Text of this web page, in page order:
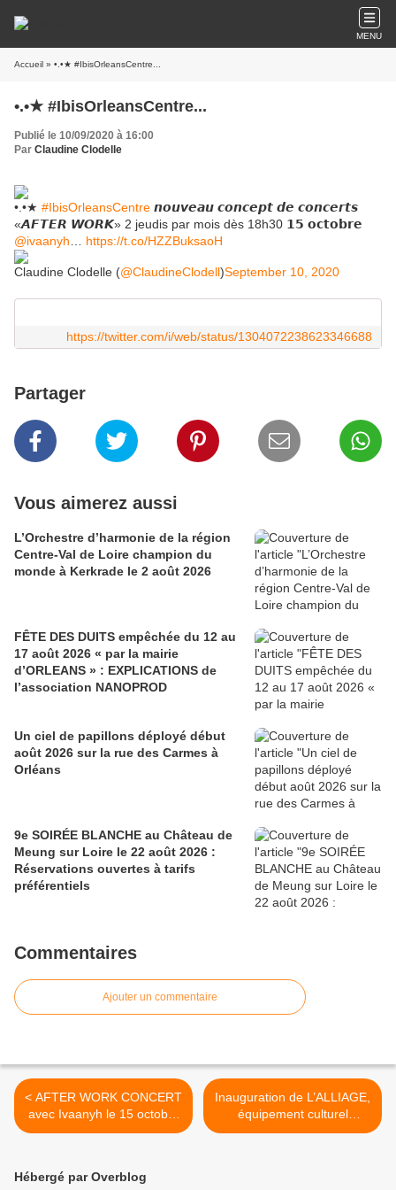
MENU
Accueil » •.•★ #IbisOrleansCentre...
•.•★ #IbisOrleansCentre...
Publié le 10/09/2020 à 16:00
Par Claudine Clodelle
•.•★ #IbisOrleansCentre 𝙣𝙤𝙪𝙫𝙚𝙖𝙪 𝙘𝙤𝙣𝙘𝙚𝙥𝙩 𝙙𝙚 𝙘𝙤𝙣𝙘𝙚𝙧𝙩𝙨
«𝘼𝙁𝙏𝙀𝙍 𝙒𝙊𝙍𝙆» 2 jeudis par mois dès 18h30 𝟭𝟱 𝗼𝗰𝘁𝗼𝗯𝗿𝗲
@ivaanyh
https://t.co/HZZBuksaoH
Claudine Clodelle (@ClaudineClodell)September 10, 2020
https://twitter.com/i/web/status/1304072238623346688
Partager
Vous aimerez aussi
L’Orchestre d’harmonie de la région
Centre-Val de Loire champion du
monde à Kerkrade le 2 août 2026
FÊTE DES DUITS empêchée du 12 au
17 août 2026 « par la mairie
d’ORLEANS » : EXPLICATIONS de
l’association NANOPROD
Un ciel de papillons déployé début
août 2026 sur la rue des Carmes à
Orléans
9e SOIRÉE BLANCHE au Château de
Meung sur Loire le 22 août 2026 :
Réservations ouvertes à tarifs
préférentiels
Commentaires
Ajouter un commentaire
< AFTER WORK CONCERT
avec Ivaanyh le 15 octobre
– Hôtel IBIS FOCH Orléans
Inauguration de L’ALLIAGE,
équipement culturel
d’Olivet: une lueur d’espoir
Hébergé par Overblog